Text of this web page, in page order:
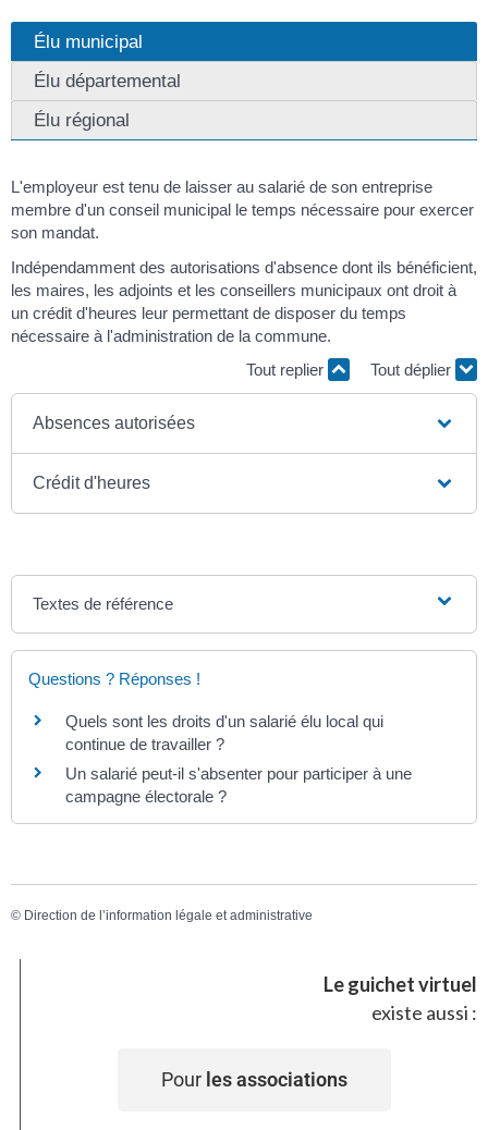
Élu municipal
Élu départemental
Élu régional
L'employeur est tenu de laisser au salarié de son entreprise
membre d'un conseil municipal le temps nécessaire pour exercer
son mandat.
Indépendamment des autorisations d'absence dont ils bénéficient,
les maires, les adjoints et les conseillers municipaux ont droit à
un crédit d'heures leur permettant de disposer du temps
nécessaire à l'administration de la commune.
Tout replier
Tout déplier
Absences autorisées
Crédit d'heures
Textes de référence
Questions ? Réponses !
Quels sont les droits d'un salarié élu local qui
continue de travailler ?
Un salarié peut-il s'absenter pour participer à une
campagne électorale ?
© Direction de l’information légale et administrative
Le guichet virtuel
existe aussi :
Pour les associations